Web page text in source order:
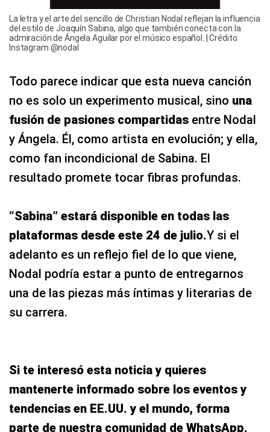
La letra y el arte del sencillo de Christian Nodal reflejan la influencia
del estilo de Joaquín Sabina, algo que también conecta con la
admiración de Ángela Aguilar por el músico español. | Crédito:
Instagram @nodal
Todo parece indicar que esta nueva canción
no es solo un experimento musical, sino una
fusión de pasiones compartidas entre Nodal
y Ángela. Él, como artista en evolución; y ella,
como fan incondicional de Sabina. El
resultado promete tocar fibras profundas.
“Sabina” estará disponible en todas las
plataformas desde este 24 de julio.Y si el
adelanto es un reflejo fiel de lo que viene,
Nodal podría estar a punto de entregarnos
una de las piezas más íntimas y literarias de
su carrera.
Si te interesó esta noticia y quieres
mantenerte informado sobre los eventos y
tendencias en EE.UU. y el mundo, forma
parte de nuestra comunidad de WhatsApp.